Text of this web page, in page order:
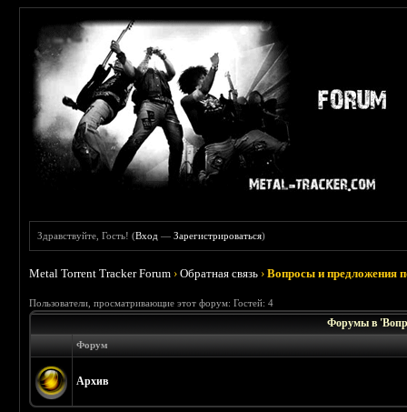
Здравствуйте, Гость! (Вход —Зарегистрироваться)
Metal Torrent Tracker Forum ›Обратная связь ›Вопросы и предложения
Пользователи, просматривающие этот форум: Гостей: 4
Форумы в
Форум
Архив